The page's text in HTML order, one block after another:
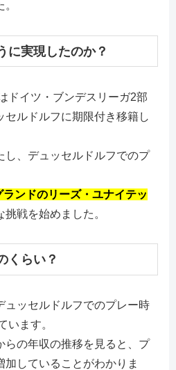
に実現したのか？
ドイツ・ブンデスリーガ2部
セルドルフに期限付き移籍し
し、デュッセルドルフでのプ
ランドのリーズ・ユナイテッ
挑戦を始めました。
くらい？
ュッセルドルフでのプレー時
います。
らの年収の推移を見ると、プ
加していることがわかりま